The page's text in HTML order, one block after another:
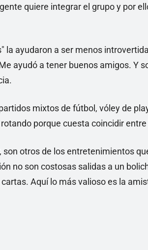
quiere integrar el grupo y por
la ayudaron a ser menos
ayudó a tener buenos amigos. Y
mixtos de fútbol, vóley de
porque cuesta coincidir
son otros de los entretenimientos
no son costosas salidas a un
Aquí lo más valioso es la